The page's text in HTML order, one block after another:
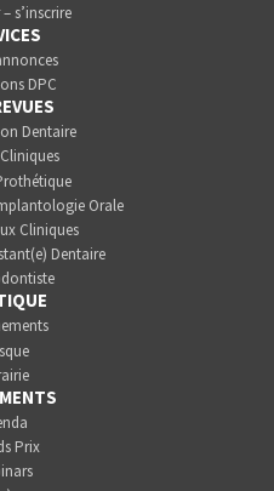
s’inscrire
DPC
Dentaire
Orale
Cliniques
Dentaire
Prix